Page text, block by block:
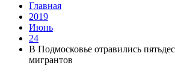
Главная
2019
Июнь
24
В Подмосковье отравились
мигрантов